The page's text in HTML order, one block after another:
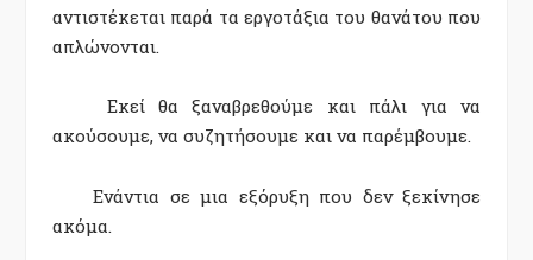
αντιστέκεται παρά τα εργοτάξια του θανάτου που
απλώνονται
Εκεί θα ξαναβρεθούμε και πάλι για να
ακούσουμε, να συζητήσουμε και να παρέμβουμε.
Ενάντια σε μια εξόρυξη που δεν ξεκίνησε
ακόμα.